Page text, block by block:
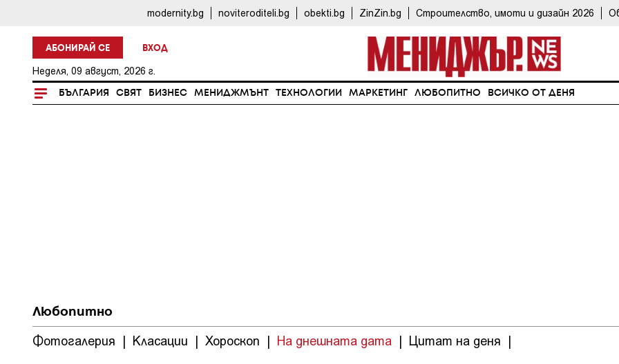
modernity.bg noviteroditeli.bg obekti.bg ZinZin.bg Строителство, имоти и дизайн 2026
АБОНИРАЙ СЕ ВХОД
Неделя, 09 август, 2026 г.
БЪЛГАРИЯ СВЯТ БИЗНЕС МЕНИДЖМЪНТ ТЕХНОЛОГИИ МАРКЕТИНГ ЛЮБОПИТНО ВСИЧКО ОТ ДЕНЯ
Любопитно
Фотогалерия | Класации | Хороскоп | На днешната дата | Цитат на деня |